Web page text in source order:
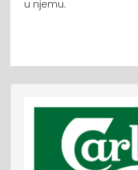
u njemu.